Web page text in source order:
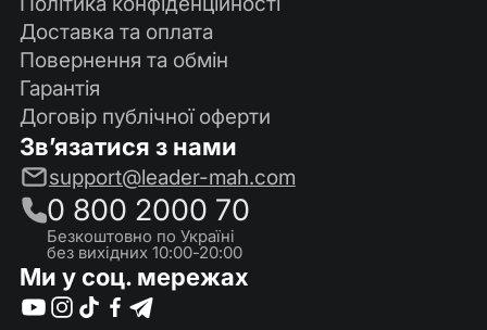
Доставка та оплата
Повернення та обмін
Гарантія
Договір публічної оферти
Зв’язатися з нами
support@leader-mah.com
0 800 2000 70
Безкоштовно по Україні
без вихідних 10:00-20:00
Ми у соц. мережах